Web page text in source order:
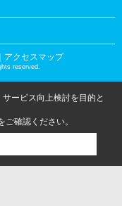
｜アクセスマップ
reserved.
ービス向上検討を目的と
ご確認ください。